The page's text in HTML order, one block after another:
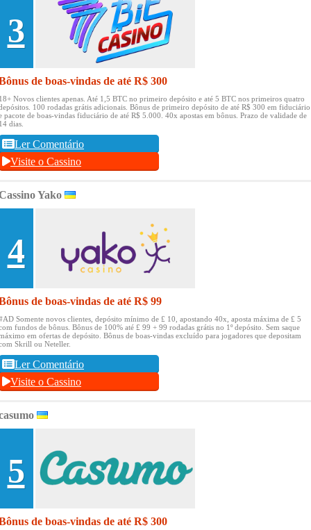
3
de boas-vindas de até R$ 300
Novos clientes apenas. Até 1,5 BTC no primeiro depósito e até 5 BTC nos primeiros quatro
100 rodadas grátis adicionais. Bônus de primeiro depósito de até R$ 300 em fiduciário
pacote de boas-vindas fiduciário de até R$ 5.000. 40x apostas em bônus. Prazo de validade de
dias.
Ler Comentário
Visite o Cassino
Yako
4
de boas-vindas de até R$ 99
Somente novos clientes, depósito mínimo de £ 10, apostando 40x, aposta máxima de £ 5
fundos de bônus. Bônus de 100% até £ 99 + 99 rodadas grátis no 1º depósito. Sem saque
em ofertas de depósito. Bônus de boas-vindas excluído para jogadores que depositam
Skrill ou Neteller.
Ler Comentário
Visite o Cassino
5
de boas-vindas de até R$ 300